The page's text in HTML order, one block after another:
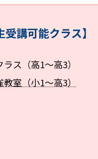
受講可能クラス】
ラス（高1～高3）
教室 （小1～高3）